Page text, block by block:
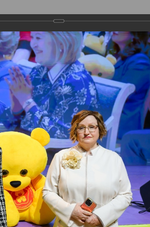
ЭКСПЕРТЫ